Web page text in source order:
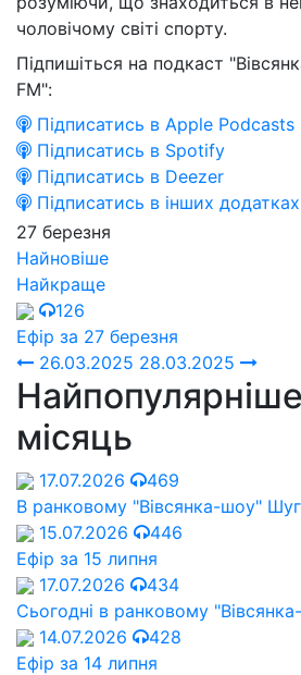
чоловічому світі спорту.
Підпишіться на подкаст
FM":
Підписатись в Apple Podcasts
Підписатись в Spotify
Підписатись в Deezer
Підписатись в інших додатках
27 березня
Найновіше
Найкраще
126
Ефір за 27 березня
26.03.2025 28.03.2025
місяць
17.07.2026
469
В ранковому "Вівсянка-шоу"
15.07.2026
446
Ефір за 15 липня
17.07.2026
434
Сьогодні в ранковому
14.07.2026
428
Ефір за 14 липня